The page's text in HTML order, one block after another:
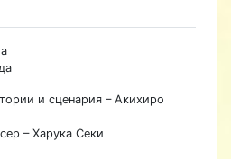
и сценария – Акихиро
– Харука Секи